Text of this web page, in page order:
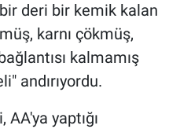
deri bir kemik kalan
karnı çökmüş,
kalmamış
andırıyordu.
yaptığı